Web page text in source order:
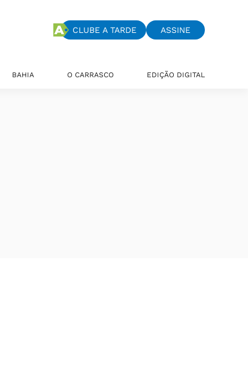
CLUBE A TARDE ASSINE
BAHIA O CARRASCO EDIÇÃO DIGITAL